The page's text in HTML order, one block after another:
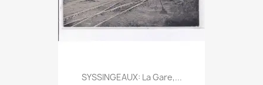
SYSSINGEAUX: La Gare,...